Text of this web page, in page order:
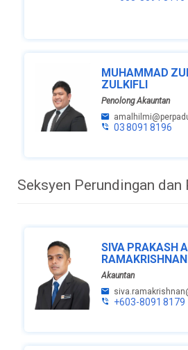
MUHAMMAD
ZULKIFLI
Penolong Akauntan
03 8091 8196
Seksyen Perundingan dan
SIVA PRAKASH
RAMAKRISHNAN
Akauntan
+603-8091 8179